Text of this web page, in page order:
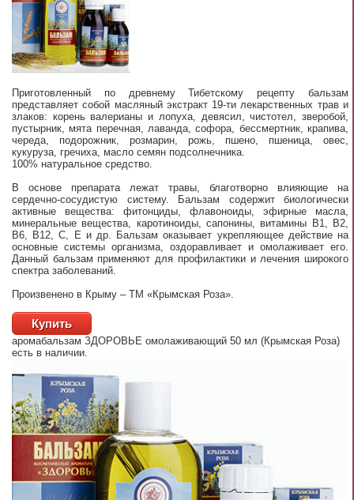
Приготовленный по древнему Тибетскому рецепту бальзам
представляет собой масляный экстракт 19-ти лекарственных трав и
злаков: корень валерианы и лопуха, девясил, чистотел, зверобой,
пустырник, мята перечная, лаванда, софора, бессмертник, крапива,
череда, подорожник, розмарин, рожь, пшено, пшеница, овес,
кукуруза, гречиха, масло семян подсолнечника.
100% натуральное средство.
В основе препарата лежат травы, благотворно влияющие на
сердечно-сосудистую систему. Бальзам содержит биологически
активные вещества: фитонциды, флавоноиды, эфирные масла,
минеральные вещества, каротиноиды, сапонины, витамины В1, В2,
В6, В12, С, Е и др. Бальзам оказывает укрепляющее действие на
основные системы организма, оздоравливает и омолаживает его.
Данный бальзам применяют для профилактики и лечения широкого
спектра заболеваний.
Произвенено в Крыму – ТМ «Крымская Роза».
Купить
аромабальзам ЗДОРОВЬЕ омолаживающий 50 мл (Крымская Роза)
есть в наличии.